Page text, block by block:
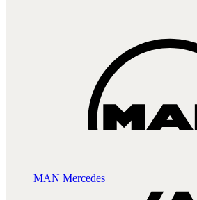
MAN Mercedes